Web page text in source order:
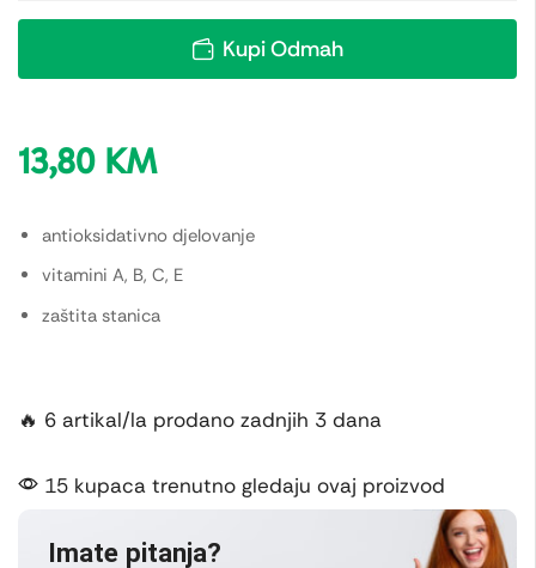
Kupi Odmah
13,80 KM
antioksidativno djelovanje
vitamini A, B, C, E
zaštita stanica
🔥 6 artikal/la prodano zadnjih 3 dana
15 kupaca trenutno gledaju ovaj proizvod
Imate pitanja?